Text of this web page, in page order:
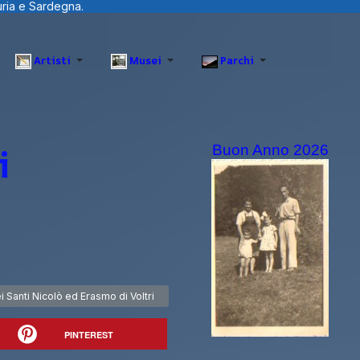
Artisti Musei Parchi
Chiesa dei Santi Nicolò ed Erasmo di Voltri
Santi Nicolò ed Erasmo di Voltri
PINTEREST
Buon Anno 2026